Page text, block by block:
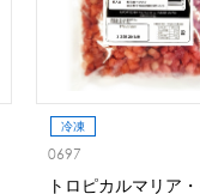
イバー 家庭用かき氷機
冷凍
0697
トロピカルマリア